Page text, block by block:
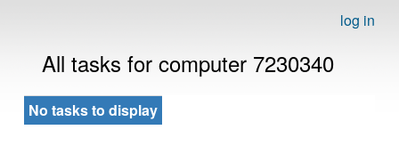
log in
All tasks for computer 7230340
No tasks to display